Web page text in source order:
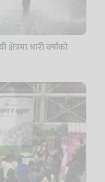
भारी वर्षाको